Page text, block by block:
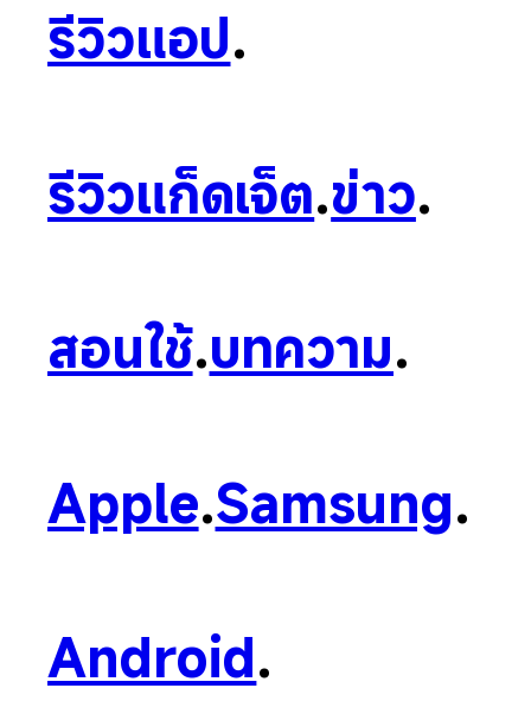
รีวิวแอป.
รีวิวแก็ดเจ็ต.ข่าว.
สอนใช้.บทความ.
Apple.Samsung.
Android.